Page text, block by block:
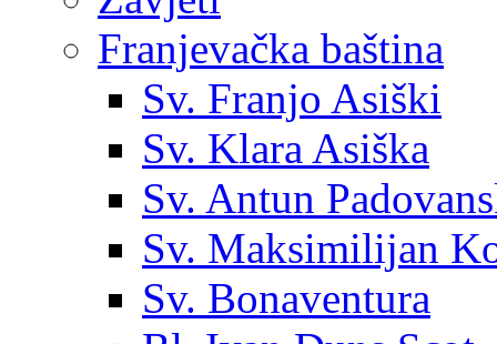
Franjevačka baština
Sv. Franjo Asiški
Sv. Klara Asiška
Sv. Antun
Sv. Maksimilijan
Sv. Bonaventura